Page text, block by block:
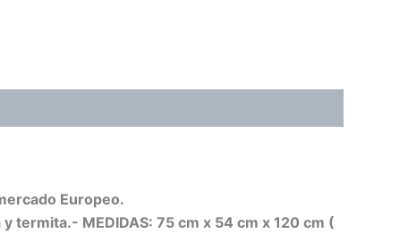
Europeo.
termita.- MEDIDAS: 75 cm x 54 cm x 120 cm (